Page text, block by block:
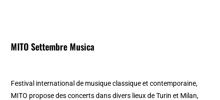
MITO Settembre Musica
Festival international de musique classique et contemporaine,
MITO propose des concerts dans divers lieux de Turin et Milan,